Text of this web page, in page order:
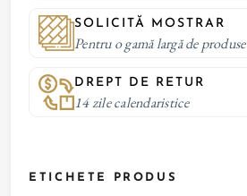
SOLICITĂ MOSTRAR
Pentru o gamă largă de produse
DREPT DE RETUR
14 zile calendaristice
ETICHETE PRODUS